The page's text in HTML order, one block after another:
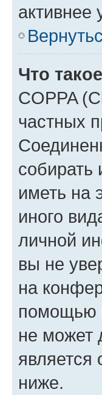
активнее
Что
COPPA
частных
иметь на
иного
личной
вы не
на
помощью
не может
является
ниже.